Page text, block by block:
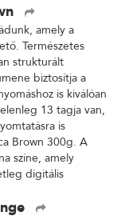
amely a
Természetes
strukturált
biztosítja a
is kiválóan
13 tagja van,
is
Brown 300g. A
színe, amely
digitális